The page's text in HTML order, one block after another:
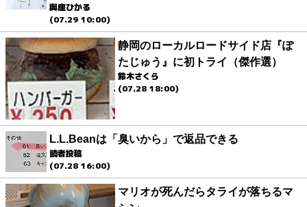
與座ひかる
(07.29 10:00)
静岡のローカルロードサイド店『ぽ
たじゅう』に初トライ（傑作選）
鈴木さくら
(07.28 18:00)
L.L.Beanは「臭いから」で返品できる
読者投稿
(07.28 16:00)
マリオが死んだらタライが落ちるマ